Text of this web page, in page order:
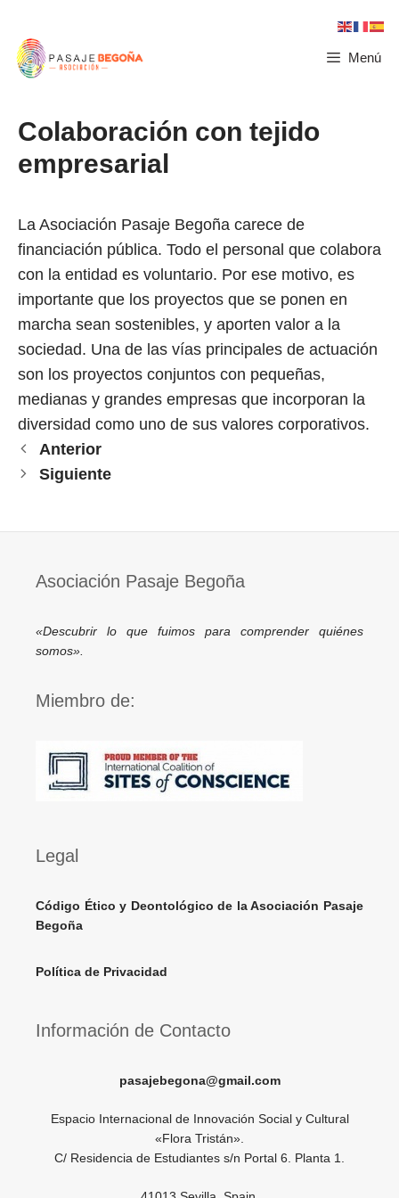
Menú
Colaboración con tejido
empresarial
La Asociación Pasaje Begoña carece de
financiación pública. Todo el personal que colabora
con la entidad es voluntario. Por ese motivo, es
importante que los proyectos que se ponen en
marcha sean sostenibles, y aporten valor a la
sociedad. Una de las vías principales de actuación
son los proyectos conjuntos con pequeñas,
medianas y grandes empresas que incorporan la
diversidad como uno de sus valores corporativos.
Anterior
Siguiente
Asociación Pasaje Begoña
«Descubrir lo que fuimos para comprender quiénes
somos».
Miembro de:
Legal
Código Ético y Deontológico de la Asociación Pasaje
Begoña
Política de Privacidad
Información de Contacto
pasajebegona@gmail.com
Espacio Internacional de Innovación Social y Cultural
«Flora Tristán».
C/ Residencia de Estudiantes s/n Portal 6. Planta 1.